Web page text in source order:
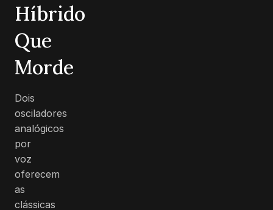
Híbrido
Que
Morde
Dois
osciladores
analógicos
por
voz
oferecem
as
clássicas